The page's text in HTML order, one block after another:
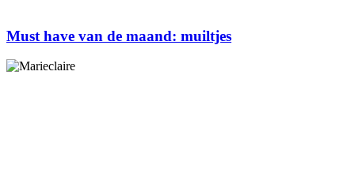
Must have van de maand: muiltjes